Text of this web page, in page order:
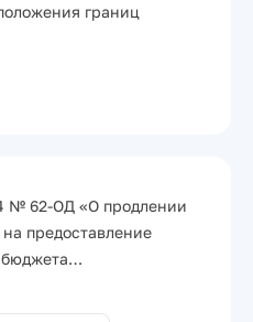
границ
№ 62-ОД «О продлении
предоставление
бюджета…